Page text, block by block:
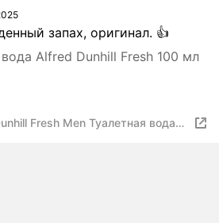
запах, оригинал. 👍
Alfred Dunhill Fresh 100 мл
Fresh Men Туалетная вода